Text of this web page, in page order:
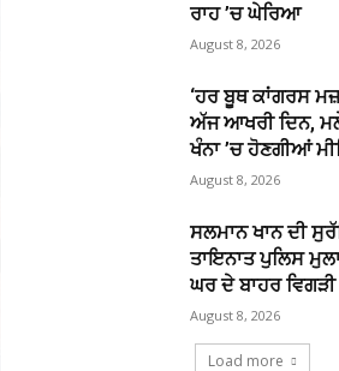
ਰਾਹ ’ਚ ਘੇਰਿਆ
August 8, 2026
‘ਹਰ ਬੂਥ ਕਾਂਗਰਸ
ਅੱਜ ਆਖਰੀ ਦਿਨ,
ਖੰਨਾ ’ਚ ਹੋਣਗੀਆਂ
August 8, 2026
ਸਲਮਾਨ ਖਾਨ ਦੀ
ਤਾਇਨਾਤ ਪੁਲਿਸ
ਘਰ ਦੇ ਬਾਹਰ ਵਿਗੜੀ
August 8, 2026
Load more